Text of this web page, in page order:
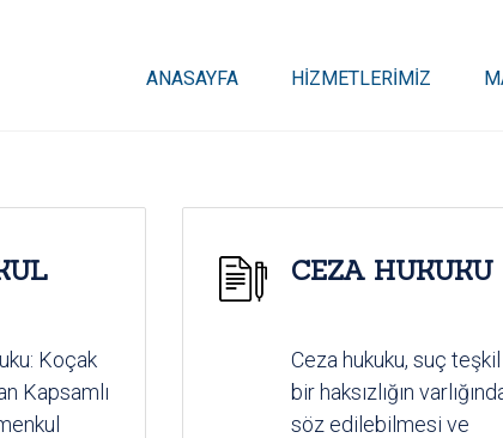
ANASAYFA HİZMETLERİMİZ
Koçak
Kapsamlı
CEZA HUKUKU
Ceza hukuku, suç
bir haksızlığın
söz edilebilmesi ve